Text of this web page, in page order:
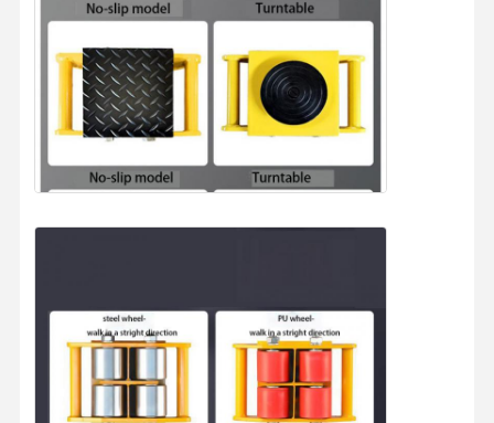
ホイスト
輸送機器
持ち上げ装置
クレーン用アクセサリー